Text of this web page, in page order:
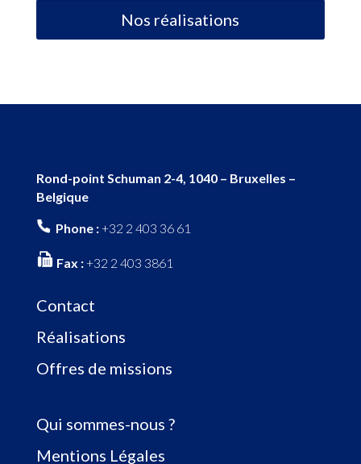
Nos réalisations
Rond-point Schuman 2-4, 1040 – Bruxelles –
Belgique
Phone :+32 2 403 36 61
Fax :+32 2 403 3861
Contact
Réalisations
Offres de missions
Qui sommes-nous ?
Mentions Légales